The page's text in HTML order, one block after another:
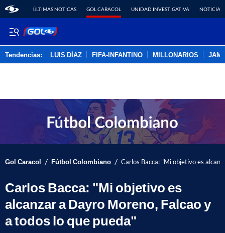
ÚLTIMAS NOTICAS GOL CARACOL UNIDAD INVESTIGATIVA NOTICIAS
Tendencias: LUIS DÍAZ FIFA-INFANTINO MILLONARIOS
Gol Caracol / Fútbol Colombiano / Carlos Bacca: "Mi objetivo es
Carlos Bacca: "Mi objetivo es
alcanzar a Dayro Moreno, Falcao y
a todos lo que pueda"